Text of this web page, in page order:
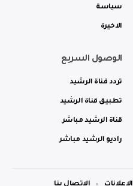
سياسة
الاخيرة
الوصول السريع
تردد قناة الرشيد
تطبيق قناة الرشيد
قناة الرشيد مباشر
راديو الرشيد مباشر
الاعلانات الاتصال بنا